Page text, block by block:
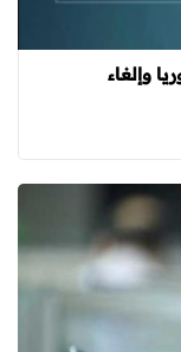
وإلغاء